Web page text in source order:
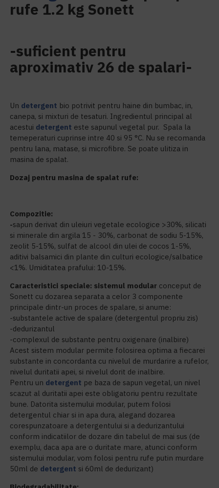
rufe 1.2 kg Sonett
-suficient pentru
aproximativ 26 de spalari-
Un detergent bio potrivit pentru haine din bumbac, in,
canepa, si mixturi de tesaturi. Ingredientul principal al
acestui detergent este sapunul vegetal pur. Spala la
temeperaturi cuprinse intre 40 si 95 °C. Nu se recomanda
pentru lana, matase, si microfibre. Se poate ulitiza in
masina de spalat.
Dozaj pentru masina de spalat rufe:
Compozitie:
-sapun derivat din uleiuri vegetale ecologice >30%, silicati
si minerale din argila 15 - 30%, carbonat de sodiu 5-15%,
zeolit 5-15%, sulfat de alcool din ulei de cocos 1-5%,
aditivi balsamici din plante din culturi ecologice/salbatice
<1%. Umiditatea prafului: 10-15%.
Caracteristici speciale: sistemul modular conceput de
Sonett cu dozarea separata a celor 3 componente
principale dintr-un proces de spalare, si anume:
-substantele active de spalare (detergentul propriu zis)
-dedurizantul
-complexul de substante pentru oxigenare (inalbire)
Acest sistem modular permite folosirea optima a fiecarei
substante in concordanta cu nivelul de murdarire a rufelor,
nivelul duritatii apei, si nivelul dorit de inalbire.
Pentru un detergent pe baza de sapun vegetal, un nivel
scazut al duritatii apei este obligatoriu pentru rezultate
bune. Datorita sistemului modular, putem folosi
detergentul chiar si in apa dura, alegand dozarea
corespunzatoare a detergentului si a dedurizantului
conform indicatiilor de dozare din tabelul de mai sus (de
exemplu, daca apa are o duritate mare, atunci conform
sistemului modular, vom folosi pentru rufe putin murdare
50ml de detergent si 60ml de dedurizant)